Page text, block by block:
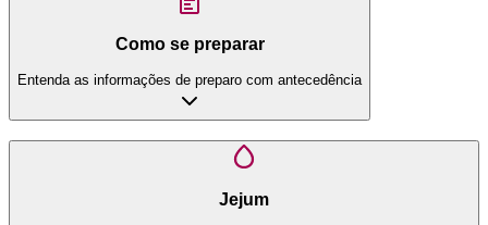
Como se preparar
Entenda as informações de preparo com antecedência
Jejum